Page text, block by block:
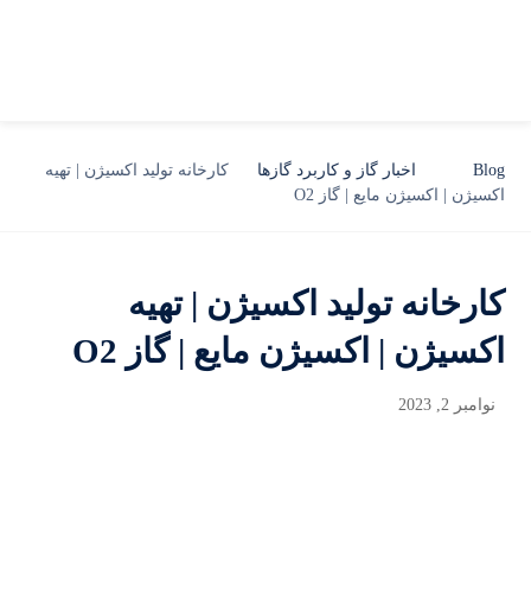
Blog اخبار گاز و کاربرد گازها
کارخانه تولید اکسیژن | تهیه
اکسیژن | اکسیژن مایع | گاز O2
کارخانه تولید اکسیژن | تهیه
اکسیژن | اکسیژن مایع | گاز O2
نوامبر 2, 2023